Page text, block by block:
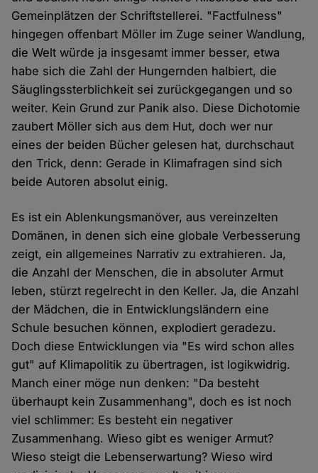
Gemeinplätzen der Schriftstellerei. "Factfulness"
hingegen offenbart Möller im Zuge seiner Wandlung,
die Welt würde ja insgesamt immer besser, etwa
habe sich die Zahl der Hungernden halbiert, die
Säuglingssterblichkeit sei zurückgegangen und so
weiter. Kein Grund zur Panik also. Diese Dichotomie
zaubert Möller sich aus dem Hut, doch wer nur
eines der beiden Bücher gelesen hat, durchschaut
den Trick, denn: Gerade in Klimafragen sind sich
beide Autoren absolut einig.
Es ist ein Ablenkungsmanöver, aus vereinzelten
Domänen, in denen sich eine globale Verbesserung
zeigt, ein allgemeines Narrativ zu extrahieren. Ja,
die Anzahl der Menschen, die in absoluter Armut
leben, stürzt regelrecht in den Keller. Ja, die Anzahl
der Mädchen, die in Entwicklungsländern eine
Schule besuchen können, explodiert geradezu.
Doch diese Entwicklungen via "Es wird schon alles
gut" auf Klimapolitik zu übertragen, ist logikwidrig.
Manch einer möge nun denken: "Da besteht
überhaupt kein Zusammenhang", doch es ist noch
viel schlimmer: Es besteht ein negativer
Zusammenhang. Wieso gibt es weniger Armut?
Wieso steigt die Lebenserwartung? Wieso wird